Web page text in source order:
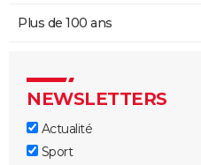
Plus de 100 ans
NEWSLETTERS
Actualité
Sport